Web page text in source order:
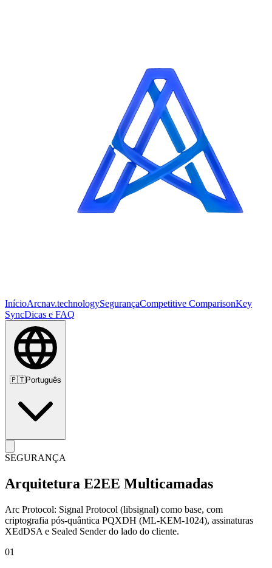
InícioArcnav.technologySegurançaCompetitive ComparisonKey
SyncDicas e FAQ
🇵🇹Português
SEGURANÇA
Arquitetura E2EE Multicamadas
Arc Protocol: Signal Protocol (libsignal) como base, com
criptografia pós-quântica PQXDH (ML-KEM-1024), assinaturas
XEdDSA e Sealed Sender do lado do cliente.
01